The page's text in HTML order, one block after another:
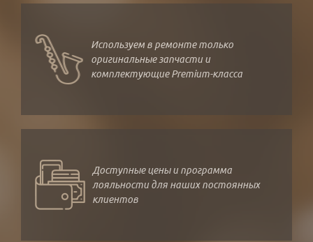
Используем в ремонте только
оригинальные запчасти и
комплектующие Premium-класса
Доступные цены и программа
лояльности для наших постоянных
клиентов